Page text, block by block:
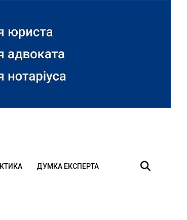
ДУМКА ЕКСПЕРТА